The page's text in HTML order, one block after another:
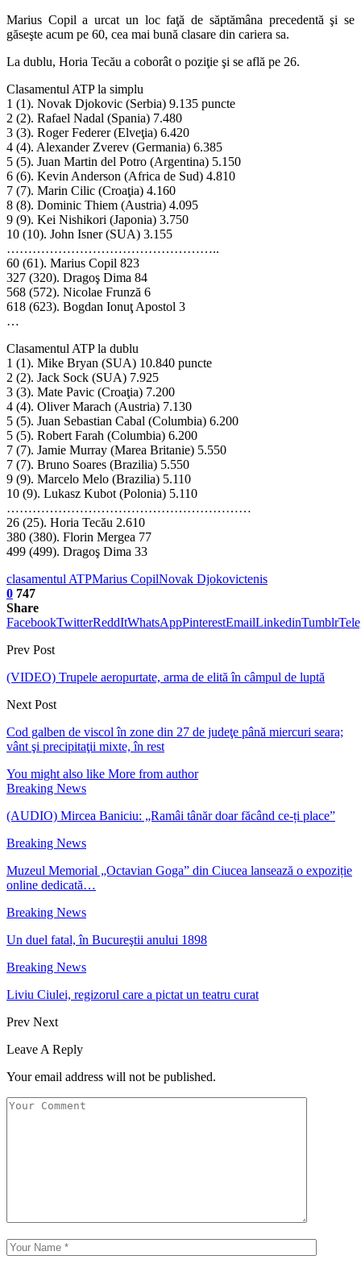
Marius Copil a urcat un loc faţă de săptămâna precedentă şi se
găseşte acum pe 60, cea mai bună clasare din cariera sa.
La dublu, Horia Tecău a coborât o poziţie şi se află pe 26.
Clasamentul ATP la simplu
1 (1). Novak Djokovic (Serbia) 9.135 puncte
2 (2). Rafael Nadal (Spania) 7.480
3 (3). Roger Federer (Elveţia) 6.420
4 (4). Alexander Zverev (Germania) 6.385
5 (5). Juan Martin del Potro (Argentina) 5.150
6 (6). Kevin Anderson (Africa de Sud) 4.810
7 (7). Marin Cilic (Croaţia) 4.160
8 (8). Dominic Thiem (Austria) 4.095
9 (9). Kei Nishikori (Japonia) 3.750
10 (10). John Isner (SUA) 3.155
…………………………………………..
60 (61). Marius Copil 823
327 (320). Dragoş Dima 84
568 (572). Nicolae Frunză 6
618 (623). Bogdan Ionuţ Apostol 3
…
Clasamentul ATP la dublu
1 (1). Mike Bryan (SUA) 10.840 puncte
2 (2). Jack Sock (SUA) 7.925
3 (3). Mate Pavic (Croaţia) 7.200
4 (4). Oliver Marach (Austria) 7.130
5 (5). Juan Sebastian Cabal (Columbia) 6.200
5 (5). Robert Farah (Columbia) 6.200
7 (7). Jamie Murray (Marea Britanie) 5.550
7 (7). Bruno Soares (Brazilia) 5.550
9 (9). Marcelo Melo (Brazilia) 5.110
10 (9). Lukasz Kubot (Polonia) 5.110
…………………………………………………
26 (25). Horia Tecău 2.610
380 (380). Florin Mergea 77
499 (499). Dragoş Dima 33
clasamentul ATPMarius CopilNovak Djokovictenis
0 747
Share
FacebookTwitterReddItWhatsAppPinterestEmailLinkedinTumblr
Prev Post
(VIDEO) Trupele aeropurtate, arma de elită în câmpul de luptă
Next Post
Cod galben de viscol în zone din 27 de judeţe până miercuri seara;
vânt şi precipitaţii mixte, în rest
You might also like More from author
Breaking News
(AUDIO) Mircea Baniciu: „Ramâi tânăr doar făcând ce-ți place”
Breaking News
Muzeul Memorial „Octavian Goga” din Ciucea lansează o expoziție
online dedicată…
Breaking News
Un duel fatal, în Bucureştii anului 1898
Breaking News
Liviu Ciulei, regizorul care a pictat un teatru curat
Prev Next
Leave A Reply
Your email address will not be published.